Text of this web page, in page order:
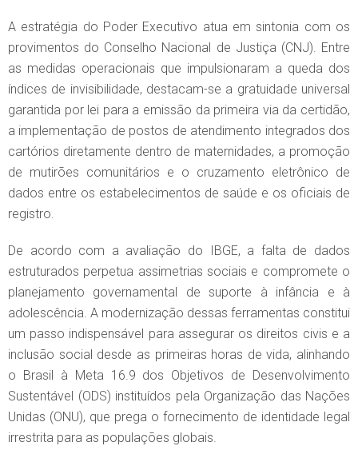
A estratégia do Poder Executivo atua em sintonia com os
provimentos do Conselho Nacional de Justiça (CNJ). Entre
as medidas operacionais que impulsionaram a queda dos
índices de invisibilidade, destacam-se a gratuidade universal
garantida por lei para a emissão da primeira via da certidão,
a implementação de postos de atendimento integrados dos
cartórios diretamente dentro de maternidades, a promoção
de mutirões comunitários e o cruzamento eletrônico de
dados entre os estabelecimentos de saúde e os oficiais de
registro.
De acordo com a avaliação do IBGE, a falta de dados
estruturados perpetua assimetrias sociais e compromete o
planejamento governamental de suporte à infância e à
adolescência. A modernização dessas ferramentas constitui
um passo indispensável para assegurar os direitos civis e a
inclusão social desde as primeiras horas de vida, alinhando
o Brasil à Meta 16.9 dos Objetivos de Desenvolvimento
Sustentável (ODS) instituídos pela Organização das Nações
Unidas (ONU), que prega o fornecimento de identidade legal
irrestrita para as populações globais.